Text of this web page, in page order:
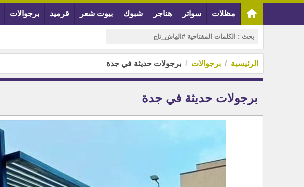
مظلات سواتر هناجر شبوك بيوت شعر قرميد برجوالات
الرئيسية برجوالات برجولات حديثة في جدة
برجولات حديثة في جدة